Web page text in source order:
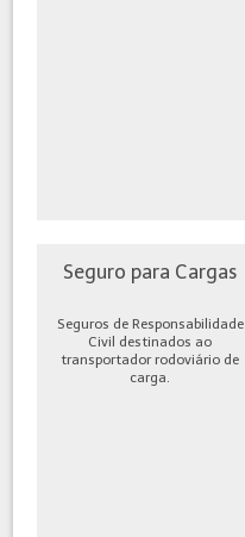
Seguro para Cargas
Seguros de Responsabilidade
Civil destinados ao
transportador rodoviário de
carga.